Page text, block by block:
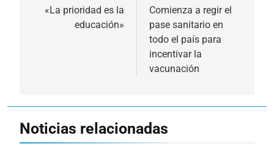
de«La prioridad es la
educación»
Comienza a regir el
pase sanitario en
todo el país para
incentivar la
vacunación
Noticias relacionadas